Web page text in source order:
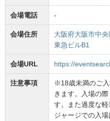
会場電話 -
会場住所
大阪府大阪市中
東急ビルB1
会場URL https://
注意事項
※18歳未満のご
きます。入場の
す。また過度な軽
ジャージでの入